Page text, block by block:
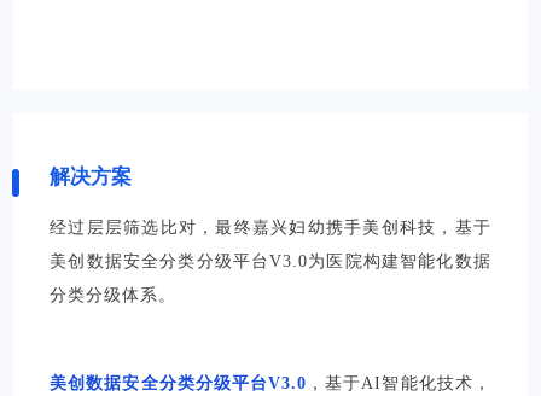
解决方案
经过层层筛选比对，最终嘉兴妇幼携手美创科技 ，基于
美创数据安全分类分级平台V3.0为医院构建智能化数据
分类分级体系。
美创数据安全分类分级平台V3.0 ，基于AI智能化技术，